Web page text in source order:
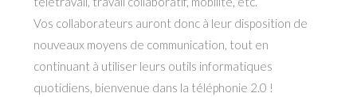
Vos collaborateurs auront donc à leur disposition de
nouveaux moyens de communication, tout en
continuant à utiliser leurs outils informatiques
quotidiens, bienvenue dans la téléphonie 2.0 !